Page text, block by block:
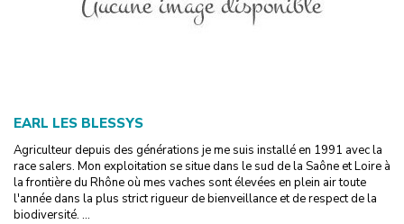
EARL LES BLESSYS
Agriculteur depuis des générations je me suis installé en 1991 avec la
race salers. Mon exploitation se situe dans le sud de la Saône et Loire à
la frontière du Rhône où mes vaches sont élevées en plein air toute
l'année dans la plus strict rigueur de bienveillance et de respect de la
biodiversité. ...